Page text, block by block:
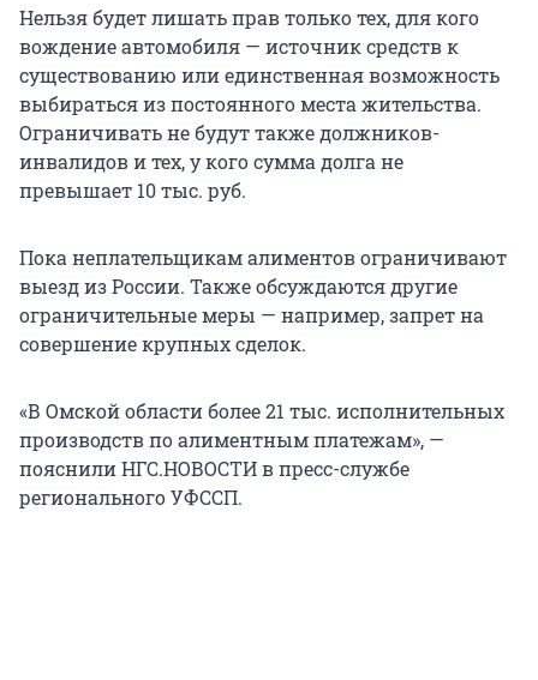
Нельзя будет лишать прав только тех, для кого
вождение автомобиля — источник средств к
существованию или единственная возможность
выбираться из постоянного места жительства.
Ограничивать не будут также должников-
инвалидов и тех, у кого сумма долга не
превышает 10 тыс. руб.
Пока неплательщикам алиментов ограничивают
выезд из России. Также обсуждаются другие
ограничительные меры — например, запрет на
совершение крупных сделок.
«В Омской области более 21 тыс. исполнительных
производств по алиментным платежам», —
пояснили НГС.НОВОСТИ в пресс-службе
регионального УФССП.